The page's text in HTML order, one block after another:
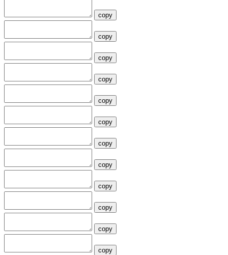
copy
copy
copy
copy
copy
copy
copy
copy
copy
copy
copy
copy